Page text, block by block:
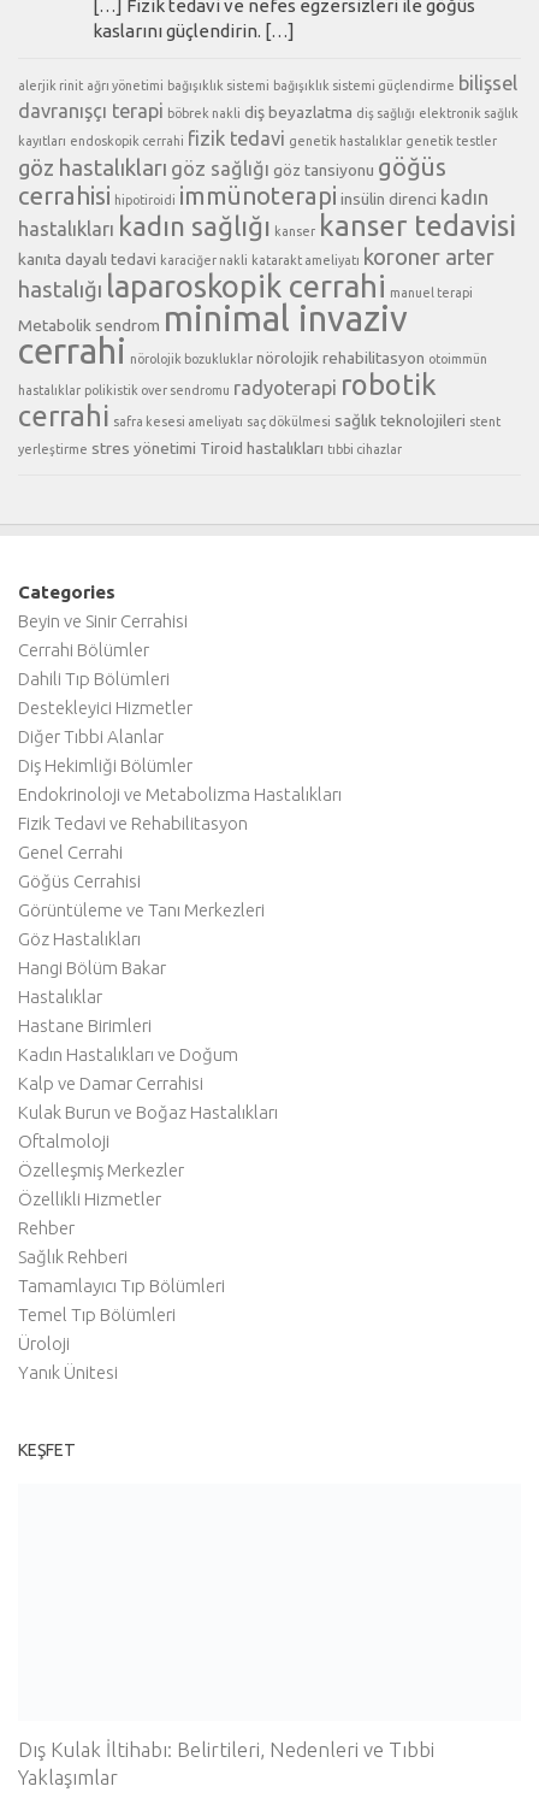
[…] Fizik tedavi ve nefes egzersizleri ile göğüs
kaslarını güçlendirin. […]
alerjik rinit ağrı yönetimi bağışıklık sistemi bağışıklık sistemi güçlendirme bilişsel
davranışçı terapi böbrek nakli diş beyazlatma diş sağlığı elektronik sağlık
kayıtları endoskopik cerrahi fizik tedavi genetik hastalıklar genetik testler
göz hastalıkları göz sağlığı göz tansiyonu göğüs
cerrahisi hipotiroidi immünoterapi insülin direnci kadın
hastalıkları kadın sağlığı kanser kanser tedavisi
kanıta dayalı tedavi karaciğer nakli katarakt ameliyatı koroner arter
hastalığı laparoskopik cerrahi manuel terapi
Metabolik sendrom minimal invaziv
cerrahi nörolojik bozukluklar nörolojik rehabilitasyon otoimmün
hastalıklar polikistik over sendromu radyoterapi robotik
cerrahi safra kesesi ameliyatı saç dökülmesi sağlık teknolojileri stent
yerleştirme stres yönetimi Tiroid hastalıkları tıbbi cihazlar
Categories
Beyin ve Sinir Cerrahisi
Cerrahi Bölümler
Dahili Tıp Bölümleri
Destekleyici Hizmetler
Diğer Tıbbi Alanlar
Diş Hekimliği Bölümler
Endokrinoloji ve Metabolizma Hastalıkları
Fizik Tedavi ve Rehabilitasyon
Genel Cerrahi
Göğüs Cerrahisi
Görüntüleme ve Tanı Merkezleri
Göz Hastalıkları
Hangi Bölüm Bakar
Hastalıklar
Hastane Birimleri
Kadın Hastalıkları ve Doğum
Kalp ve Damar Cerrahisi
Kulak Burun ve Boğaz Hastalıkları
Oftalmoloji
Özelleşmiş Merkezler
Özellikli Hizmetler
Rehber
Sağlık Rehberi
Tamamlayıcı Tıp Bölümleri
Temel Tıp Bölümleri
Üroloji
Yanık Ünitesi
KEŞFET
Dış Kulak İltihabı: Belirtileri, Nedenleri ve Tıbbi
Yaklaşımlar